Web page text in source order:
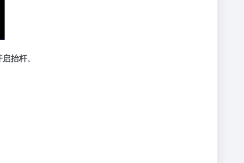
启抬杆。